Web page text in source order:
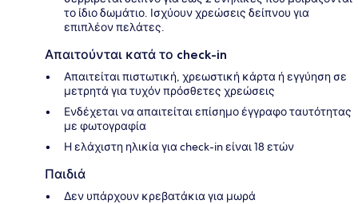
το ίδιο δωμάτιο. Ισχύουν χρεώσεις δείπνου για
επιπλέον πελάτες.
Απαιτούνται κατά το check-in
Απαιτείται πιστωτική, χρεωστική κάρτα ή εγγύηση σε
μετρητά για τυχόν πρόσθετες χρεώσεις
Ενδέχεται να απαιτείται επίσημο έγγραφο ταυτότητας
με φωτογραφία
Η ελάχιστη ηλικία για check-in είναι 18 ετών
Παιδιά
Δεν υπάρχουν κρεβατάκια για μωρά